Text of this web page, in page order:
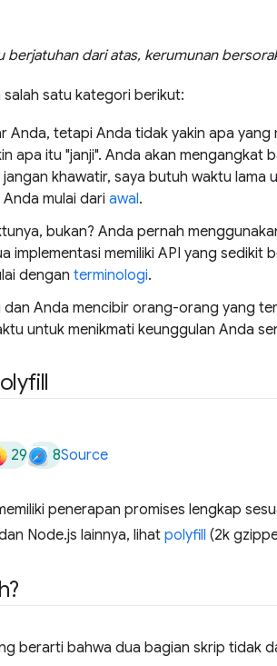
dari atas, kerumunan
satu kategori berikut:
tetapi Anda tidak yakin apa yang
apa itu "janji". Anda akan mengangkat
khawatir, saya butuh waktu lama
mulai dari awal.
bukan? Anda pernah
implementasi memiliki API yang sedikit
dengan terminologi.
Anda mencibir orang-orang yang
untuk menikmati keunggulan Anda
29 8Source
penerapan promises lengkap
Node.js lainnya, lihat polyfill (2k
berarti bahwa dua bagian skrip tidak